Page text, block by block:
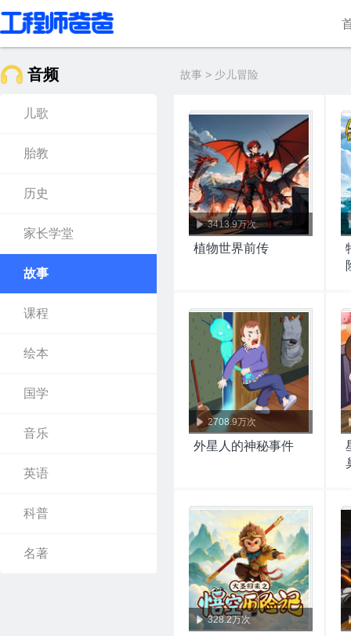
音频 故事 > 少儿冒险
儿歌
胎教
历史
家长学堂
故事
课程
绘本
国学
音乐
英语
科普
名著
3413.9万次
植物世界前传
2708.9万次
外星人的神秘事件
328.2万次